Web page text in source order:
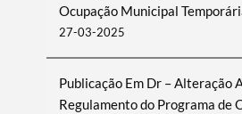
Ocupação Municipal
27-03-2025
Publicação Em Dr – Alteração
Regulamento do Programa de